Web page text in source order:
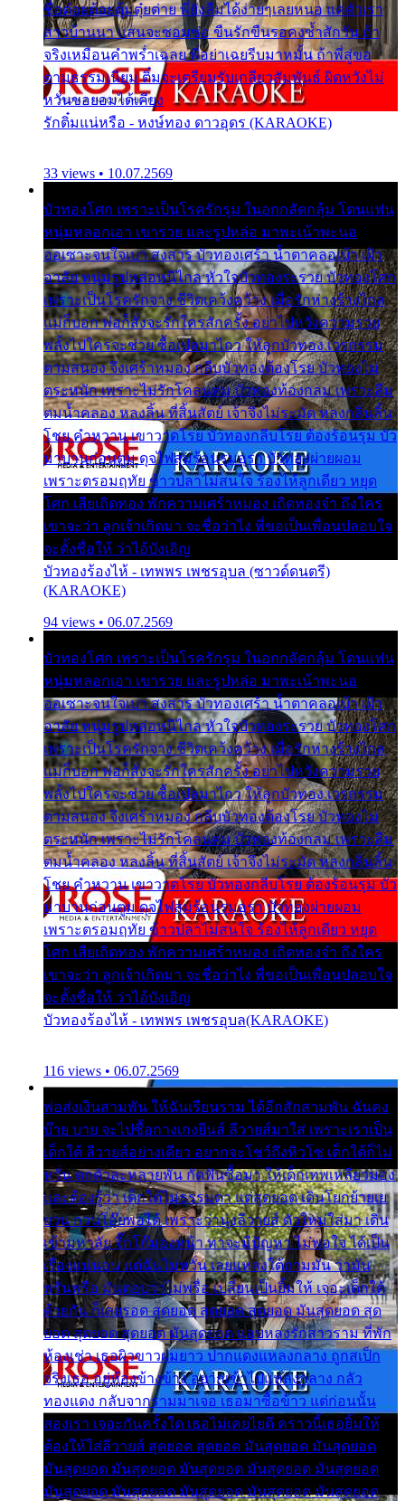
ชื่อต๋อยต้อยตุ้มตุ๋ยต่าย พี่ยังลืมได้ง่ายๆเลยหนอ แค่ตัวเรา
สาวบ้านนา แสนจะซอมซ่อ ขืนรักขืนรอคงช้ำสักวัน ถ้า
จริงเหมือนคำพร่ำเฉลย พี่อย่าเฉยรีบมาหมั้น ถ้าพี่สู่ขอ
ตามธรรมเนียม ติ๋มจะเตรียมรับเกลียวสัมพันธ์ ผิดหวังไม่
หวั่นขอยอมได้เคียง
รักติ๋มแน่หรือ - หงษ์ทอง ดาวอุดร (KARAOKE)
33 views • 10.07.2569
บัวทองโศก เพราะเป็นโรครักรุม ในอกกลัดกลุ้ม โดนแฟน
หนุ่มหลอกเอา เขารวย และรูปหล่อ มาพะเน้าพะนอ
ออเซาะจนใจเบา สงสาร บัวทองเศร้า น้ำตาคลอเบ้า เฝ้า
อาลัย หนุ่มรูปหล่อหนีไกล หัวใจบัวทองระรวย บัวทองโศก
เพราะเป็นโรครักจาง ชีวิตเคว้งคว้าง เมื่อรักห่างร้างไกล
แม่ก็บอก พ่อก็สั่งจะรักใครสักครั้ง อย่าไปหวังความรวย
พลั้งไปใครจะช่วย ซื้อเปลมาไกว ให้ลูกบัวทอง เวรกรรม
ตามสนอง จึงเศร้าหมอง กลีบบัวทองต้องโรย บัวทองไม่
ตระหนัก เพราะไม่รักโคลนตม บัวทองท้องกลม เพราะลืม
ตมน้ำคลอง หลงลิ้น ที่สิ้นสัตย์ เจ้าจึงไม่ระมัด หลงกลิ่นลิ้น
โชย คำหวาน เขาวาดโรย บัวทองกลีบโรย ต้องร้อนรุม บัว
มาบานก่อนตูม ดุจไฟสุมร้อนรุมอุรา บัวทองผ่ายผอม
เพราะตรอมฤทัย ข้าวปลาไม่สนใจ ร้องไห้ลูกเดียว หยุด
โศก เสียเถิดทอง พักความเศร้าหมอง เถิดทองจ๋า ถึงใคร
เขาจะว่า ลูกเจ้าเกิดมา จะชื่อว่าไง พี่ขอเป็นเพื่อนปลอบใจ
จะตั้งชื่อให้ ว่าไอ้บังเอิญ
บัวทองร้องไห้ - เทพพร เพชรอุบล (ซาวด์ดนตรี)
(KARAOKE)
94 views • 06.07.2569
บัวทองโศก เพราะเป็นโรครักรุม ในอกกลัดกลุ้ม โดนแฟน
หนุ่มหลอกเอา เขารวย และรูปหล่อ มาพะเน้าพะนอ
ออเซาะจนใจเบา สงสาร บัวทองเศร้า น้ำตาคลอเบ้า เฝ้า
อาลัย หนุ่มรูปหล่อหนีไกล หัวใจบัวทองระรวย บัวทองโศก
เพราะเป็นโรครักจาง ชีวิตเคว้งคว้าง เมื่อรักห่างร้างไกล
แม่ก็บอก พ่อก็สั่งจะรักใครสักครั้ง อย่าไปหวังความรวย
พลั้งไปใครจะช่วย ซื้อเปลมาไกว ให้ลูกบัวทอง เวรกรรม
ตามสนอง จึงเศร้าหมอง กลีบบัวทองต้องโรย บัวทองไม่
ตระหนัก เพราะไม่รักโคลนตม บัวทองท้องกลม เพราะลืม
ตมน้ำคลอง หลงลิ้น ที่สิ้นสัตย์ เจ้าจึงไม่ระมัด หลงกลิ่นลิ้น
โชย คำหวาน เขาวาดโรย บัวทองกลีบโรย ต้องร้อนรุม บัว
มาบานก่อนตูม ดุจไฟสุมร้อนรุมอุรา บัวทองผ่ายผอม
เพราะตรอมฤทัย ข้าวปลาไม่สนใจ ร้องไห้ลูกเดียว หยุด
โศก เสียเถิดทอง พักความเศร้าหมอง เถิดทองจ๋า ถึงใคร
เขาจะว่า ลูกเจ้าเกิดมา จะชื่อว่าไง พี่ขอเป็นเพื่อนปลอบใจ
จะตั้งชื่อให้ ว่าไอ้บังเอิญ
บัวทองร้องไห้ - เทพพร เพชรอุบล(KARAOKE)
116 views • 06.07.2569
พ่อส่งเงินสามพัน ให้ฉันเรียนราม ได้อีกสักสามพัน ฉันคง
บ๊าย บาย จะไปซื้อกางเกงยีนส์ ลีวายส์มาใส่ เพราะเราเป็น
เด็กใต้ ลีวายส์อย่างเดียว อยากจะโชว์ถึงหิวโซ เด็กใต้ก็ไม่
หวั่น ตกตัวละหลายพัน กัดฟันซื้อมา ให้เด็กเทพเหลียวมอง
และต้องรู้ว่า เด็กใต้ไม่ธรรมดา แต่สุดยอด เดินโยกย้ายเย
ยวน กวนโอ๊ยพอได้ เพราะว่านุ่งลีวายส์ ตัวใหม่ใส่มา เดิน
เข้ามหาลัย จิ๊กโก๊มองหน้า ท่าจะมีปัญหา ไม่พอใจ ได้เป็น
เรื่องแน่นอน แต่ฉันไม่หวั่น เลยแหลงใต้ถามมัน ว่ามัน
พรั่นพรือ มันตอบว่าไม่พรื่อ เปลี่ยนเป็นยิ้มให้ เจอะเด็กใต้
ด้วยกัน ก็เลยรอด สุดยอด สุดยอด สุดยอด มันสุดยอด สุด
ยอด สุดยอด สุดยอด มันสุดยอด แอบหลงรักสาวราม ที่พัก
ห้องเช่า เธอผิวขาวผมยาว ปากแดงแหลงกลาง ถูกสเป็ก
จริงเธอ อยู่ห้องข้างข้าง อยากเข้าไปแหลงกลาง กลัว
ทองแดง กลับจากรามมาเจอ เธอมาซื้อข้าว แต่ก่อนนั้น
สองเรา เจอะกันครั้งใด เธอไม่เคยไยดี คราวนี้เธอยิ้มให้
ต้องให้ใส่ลีวายส์ สุดยอด สุดยอด มันสุดยอด มันสุดยอด
มันสุดยอด มันสุดยอด มันสุดยอด มันสุดยอด มันสุดยอด
มันสุดยอด มันสุดยอด มันสุดยอด มันสุดยอด มันสุดยอด